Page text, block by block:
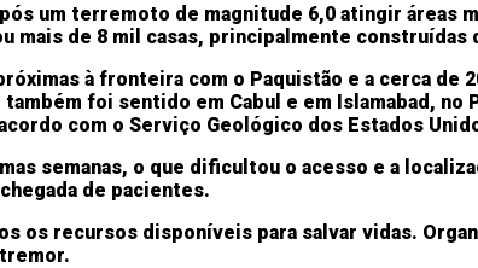
um terremoto de magnitude 6,0 atingir áreas
de 8 mil casas, principalmente construídas
à fronteira com o Paquistão e a cerca de
foi sentido em Cabul e em Islamabad,
com o Serviço Geológico dos Estados
semanas, o que dificultou o acesso e a
de pacientes.
os recursos disponíveis para salvar vidas.